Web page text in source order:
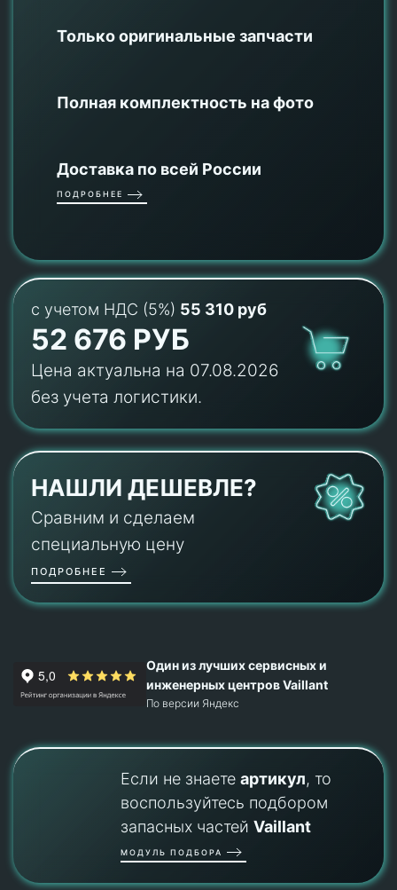
Только оригинальные запчасти
Полная комплектность на фото
Доставка по всей России
ПОДРОБНЕЕ
с учетом НДС (5%) 55 310 руб
52 676 РУБ
Цена актуальна на 07.08.2026
без учета логистики.
НАШЛИ ДЕШЕВЛЕ?
Сравним и сделаем
специальную цену
ПОДРОБНЕЕ
Один из лучших сервисных и
инженерных центров Vaillant
По версии Яндекс
Если не знаете артикул, то
воспользуйтесь подбором
запасных частей Vaillant
МОДУЛЬ ПОДБОРА